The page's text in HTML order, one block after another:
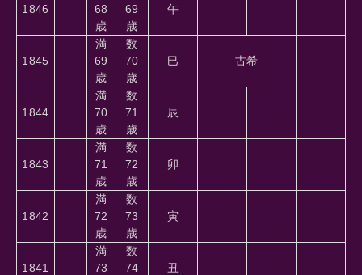
1846
68
歳
69
歳
午
1845
満
69
歳
数
70
歳
巳 古希
1844
満
70
歳
数
71
歳
辰
1843
満
71
歳
数
72
歳
卯
1842
満
72
歳
数
73
歳
寅
1841
満
73
数
74
丑